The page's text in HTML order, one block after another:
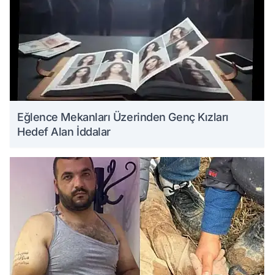
Eğlence Mekanları Üzerinden Genç Kızları
Hedef Alan İddalar